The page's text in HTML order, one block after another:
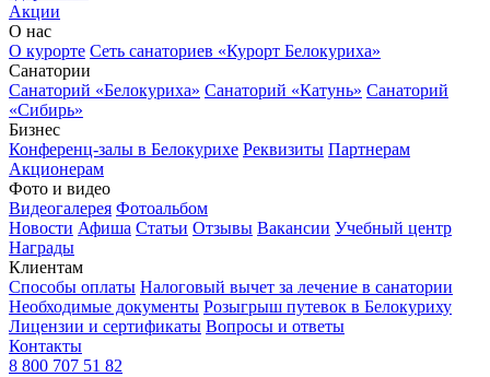
Акции
О нас
О курорте Сеть санаториев «Курорт Белокуриха»
Санатории
Санаторий «Белокуриха» Санаторий «Катунь» Санаторий
«Сибирь»
Бизнес
Конференц-залы в Белокурихе Реквизиты Партнерам
Акционерам
Фото и видео
Видеогалерея Фотоальбом
Новости Афиша Статьи Отзывы Вакансии Учебный центр
Награды
Клиентам
Способы оплаты Налоговый вычет за лечение в санатории
Необходимые документы Розыгрыш путевок в Белокуриху
Лицензии и сертификаты Вопросы и ответы
Контакты
8 800 707 51 82